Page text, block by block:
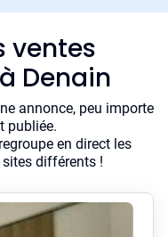
ventes
Denain
annonce, peu importe
publiée.
en direct les
différents !